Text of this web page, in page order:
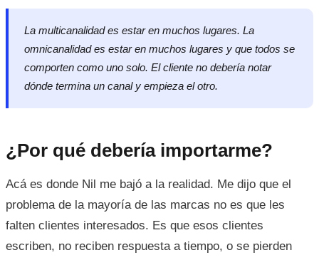
La multicanalidad es estar en muchos lugares. La
omnicanalidad es estar en muchos lugares y que todos se
comporten como uno solo. El cliente no debería notar
dónde termina un canal y empieza el otro.
¿Por qué debería importarme?
Acá es donde Nil me bajó a la realidad. Me dijo que el
problema de la mayoría de las marcas no es que les
falten clientes interesados. Es que esos clientes
escriben, no reciben respuesta a tiempo, o se pierden